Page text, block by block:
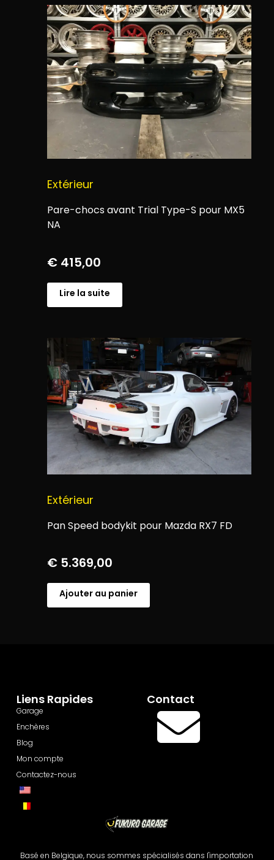
Extérieur
Pare-chocs avant Trial Type-S pour MX5
NA
€415,00
Lire la suite
Extérieur
Pan Speed bodykit pour Mazda RX7 FD
€5.369,00
Ajouter au panier
Basé en Belgique, nous sommes spécialisés dans l'importation
Liens Rapides
Garage
Enchères
Blog
Mon compte
Contactez-nous
Contact